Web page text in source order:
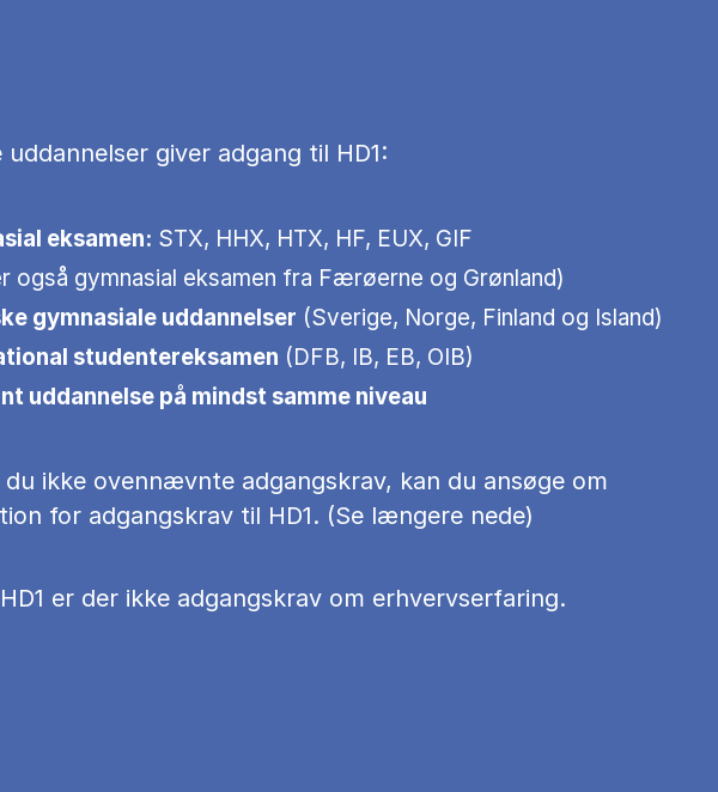
uddannelser giver adgang til HD1:
eksamen: STX, HHX, HTX, HF, EUX, GIF
også gymnasial eksamen fra Færøerne og Grønland)
gymnasiale uddannelser (Sverige, Norge, Finland og Island)
studentereksamen (DFB, IB, EB, OIB)
uddannelse på mindst samme niveau
ikke ovennævnte adgangskrav, kan du ansøge om
for adgangskrav til HD1. (Se længere nede)
er der ikke adgangskrav om erhvervserfaring.